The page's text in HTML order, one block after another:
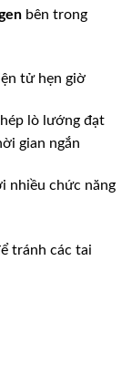
bên trong
tử hẹn giờ
lò lướng đạt
gian ngắn
nhiều chức năng
tránh các tai